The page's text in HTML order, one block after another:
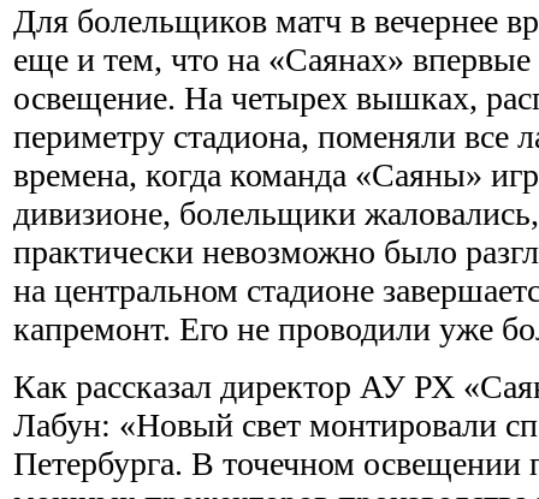
Для болельщиков матч в вечернее
еще и тем, что на «Саянах»
освещение. На четырех вышках,
периметру стадиона, поменяли все
времена, когда команда «Саяны»
дивизионе, болельщики
практически невозможно было
на центральном стадионе
капремонт. Его не проводили уже
Как рассказал директор АУ РХ
Лабун: «Новый свет монтировали
Петербурга. В точечном освещении